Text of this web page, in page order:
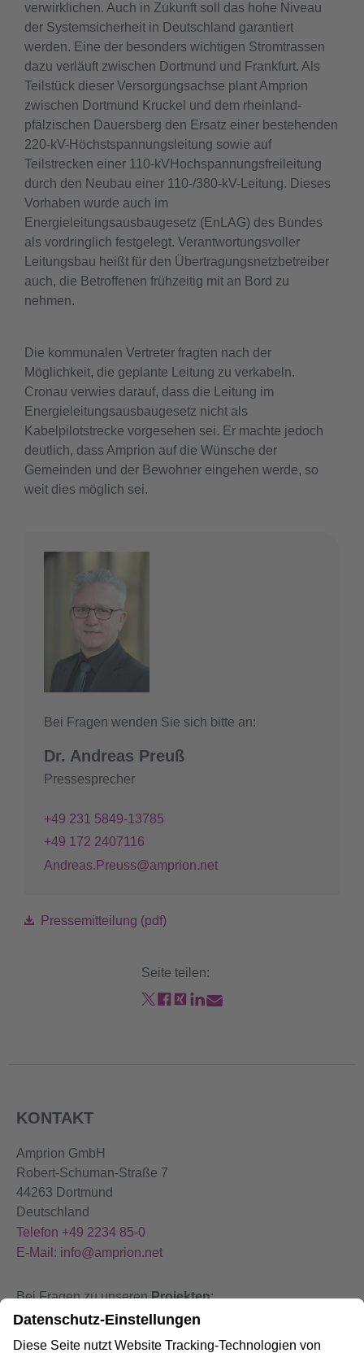
verwirklichen. Auch in Zukunft soll das hohe Niveau
der Systemsicherheit in Deutschland garantiert
werden. Eine der besonders wichtigen Stromtrassen
dazu verläuft zwischen Dortmund und Frankfurt. Als
Teilstück dieser Versorgungsachse plant Amprion
zwischen Dortmund Kruckel und dem rheinland-
pfälzischen Dauersberg den Ersatz einer bestehenden
220-kV-Höchstspannungsleitung sowie auf
Teilstrecken einer 110-kVHochspannungsfreileitung
durch den Neubau einer 110-/380-kV-Leitung. Dieses
Vorhaben wurde auch im
Energieleitungsausbaugesetz (EnLAG) des Bundes
als vordringlich festgelegt. Verantwortungsvoller
Leitungsbau heißt für den Übertragungsnetzbetreiber
auch, die Betroffenen frühzeitig mit an Bord zu
nehmen.
Die kommunalen Vertreter fragten nach der
Möglichkeit, die geplante Leitung zu verkabeln.
Cronau verwies darauf, dass die Leitung im
Energieleitungsausbaugesetz nicht als
Kabelpilotstrecke vorgesehen sei. Er machte jedoch
deutlich, dass Amprion auf die Wünsche der
Gemeinden und der Bewohner eingehen werde, so
weit dies möglich sei.
Bei Fragen wenden Sie sich bitte an:
Dr. Andreas Preuß
Pressesprecher
+49 231 5849-13785
+49 172 2407116
Andreas.Preuss@amprion.net
Pressemitteilung (pdf)
Seite teilen:
KONTAKT
Amprion GmbH
Robert-Schuman-Straße 7
44263 Dortmund
Deutschland
Telefon +49 2234 85-0
E-Mail: info@amprion.net
Bei Fragen zu unserenProjekten:
+49 800 584 9000